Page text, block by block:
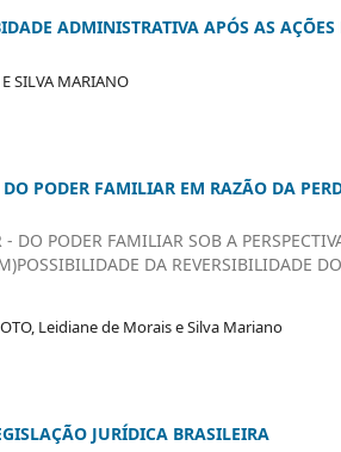
ADMINISTRATIVA APÓS AS AÇÕES
SILVA MARIANO
PODER FAMILIAR EM RAZÃO DA
DO PODER FAMILIAR SOB A
DA REVERSIBILIDADE
Leidiane de Morais e Silva Mariano
JURÍ­DICA BRASILEIRA